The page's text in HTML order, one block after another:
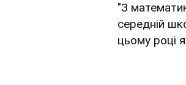
"З
середній
цьому році